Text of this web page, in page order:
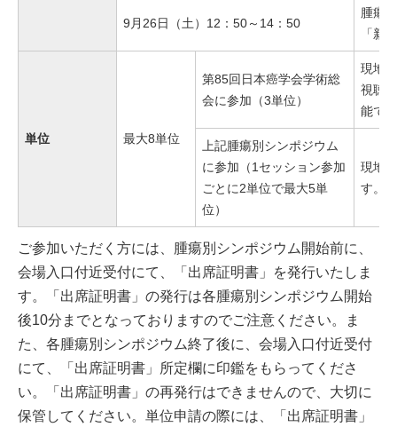
9月26日（土）12：50～14：50
腫瘍
「新
単位 最大8単位
第85回日本癌学会学術総
会に参加（3単位）
現地/
視聴
能で
上記腫瘍別シンポジウム
に参加（1セッション参加
ごとに2単位で最大5単
位）
現地
す。
ご参加いただく方には、腫瘍別シンポジウム開始前に、
会場入口付近受付にて、「出席証明書」を発行いたしま
す。「出席証明書」の発行は各腫瘍別シンポジウム開始
後10分までとなっておりますのでご注意ください。ま
た、各腫瘍別シンポジウム終了後に、会場入口付近受付
にて、「出席証明書」所定欄に印鑑をもらってくださ
い。「出席証明書」の再発行はできませんので、大切に
保管してください。単位申請の際には、「出席証明書」